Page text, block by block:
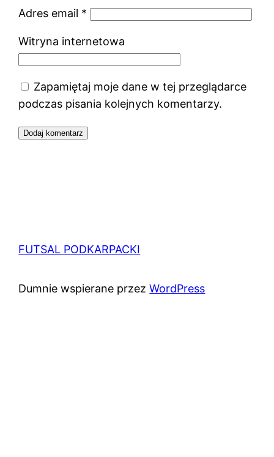
Adres email *
Witryna internetowa
Zapamiętaj moje dane w tej przeglądarce
podczas pisania kolejnych komentarzy.
FUTSAL PODKARPACKI
Dumnie wspierane przezWordPress